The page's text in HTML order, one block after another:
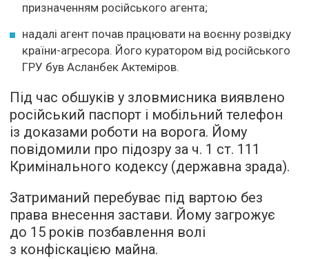
призначенням російського агента;
надалі агент почав працювати на воєнну розвідку
країни-агресора. Його куратором від російського
ГРУ був Асланбек Актеміров.
Під час обшуків у зловмисника виявлено
російський паспорт і мобільний телефон
із доказами роботи на ворога. Йому
повідомили про підозру за ч. 1 ст. 111
Кримінального кодексу (державна зрада).
Затриманий перебуває під вартою без
права внесення застави. Йому загрожує
до 15 років позбавлення волі
з конфіскацією майна.